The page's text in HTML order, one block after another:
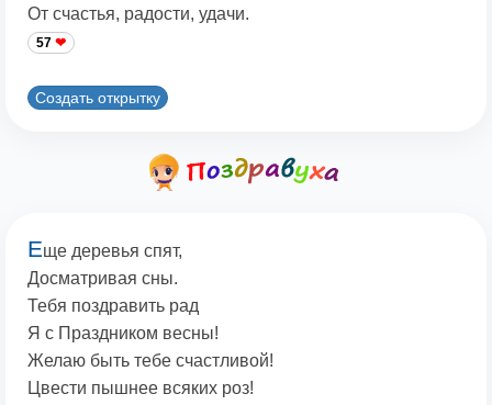
От счастья, радости, удачи.
57
Создать открытку
Еще деревья спят,
Досматривая сны.
Тебя поздравить рад
Я с Праздником весны!
Желаю быть тебе счастливой!
Цвести пышнее всяких роз!